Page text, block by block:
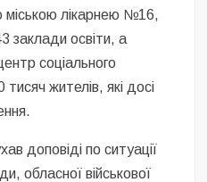
міською лікарнею №16,
заклади освіти, а
соціального
жителів, які досі
доповіді по ситуації
обласної військової